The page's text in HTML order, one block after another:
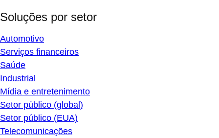
Soluções por setor
Automotivo
Serviços financeiros
Saúde
Industrial
Mídia e entretenimento
Setor público (global)
Setor público (EUA)
Telecomunicações